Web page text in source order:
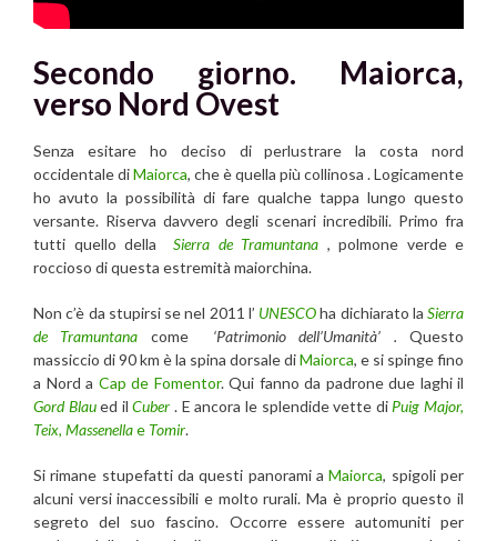
Secondo giorno. Maiorca,
verso Nord Ovest
Senza esitare ho deciso di perlustrare la costa nord
occidentale diMaiorca, che è quella più collinosa . Logicamente
ho avuto la possibilità di fare qualche tappa lungo questo
versante. Riserva davvero degli scenari incredibili. Primo fra
tutti quello della Sierra de Tramuntana , polmone verde e
roccioso di questa estremità maiorchina.
Non c’è da stupirsi se nel 2011 l’ UNESCOha dichiarato la Sierra
de Tramuntana come ‘Patrimonio dell’Umanità’ . Questo
massiccio di 90 km è la spina dorsale diMaiorca, e si spinge fino
a Nord a Cap de Fomentor. Qui fanno da padrone due laghi il
Gord Blaued ilCuber . E ancora le splendide vette di Puig Major,
Teix, Massenellae Tomir.
Si rimane stupefatti da questi panorami aMaiorca, spigoli per
alcuni versi inaccessibili e molto rurali. Ma è proprio questo il
segreto del suo fascino. Occorre essere automuniti per